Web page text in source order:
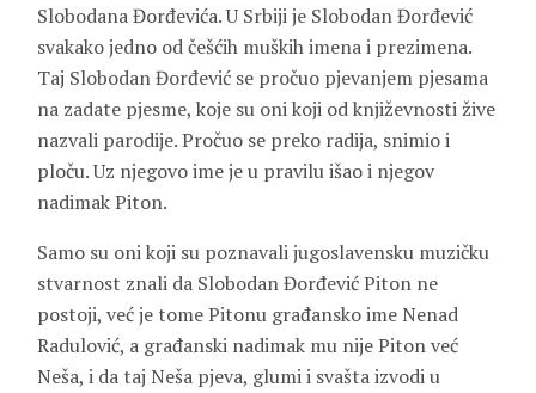
Slobodana Đorđevića. U Srbiji je Slobodan Đorđević
svakako jedno od češćih muških imena i prezimena.
Taj Slobodan Đorđević se pročuo pjevanjem pjesama
na zadate pjesme, koje su oni koji od književnosti žive
nazvali parodije. Pročuo se preko radija, snimio i
ploču. Uz njegovo ime je u pravilu išao i njegov
nadimak Piton.
Samo su oni koji su poznavali jugoslavensku muzičku
stvarnost znali da Slobodan Đorđević Piton ne
postoji, već je tome Pitonu građansko imeNenad
Radulović, a građanski nadimak mu nije Piton već
Neša, i da taj Neša pjeva, glumi i svašta izvodi u